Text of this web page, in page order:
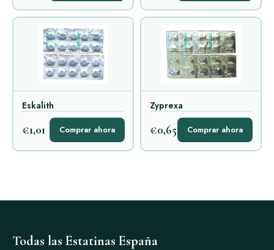
Eskalith
€1,01 Comprar ahora
Zyprexa
€0,65 Comprar ahora
Todas las Estatinas España